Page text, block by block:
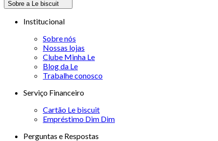
Sobre a Le biscuit
Institucional
Sobre nós
Nossas lojas
Clube Minha Le
Blog da Le
Trabalhe conosco
Serviço Financeiro
Cartão Le biscuit
Empréstimo Dim Dim
Perguntas e Respostas